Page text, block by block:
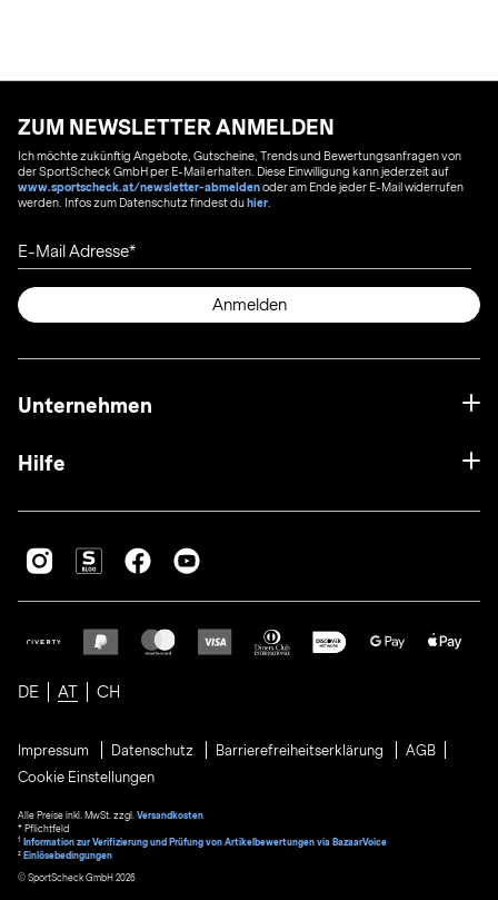
ZUM NEWSLETTER ANMELDEN
Ich möchte zukünftig Angebote, Gutscheine, Trends und Bewertungsanfragen von
der SportScheck GmbH per E-Mail erhalten. Diese Einwilligung kann jederzeit auf
www.sportscheck.at/newsletter-abmeldenoder am Ende jeder E-Mail widerrufen
werden. Infos zum Datenschutz findest duhier
E-Mail Adresse
Anmelden
Unternehmen
Hilfe
DE AT CH
Impressum Datenschutz Barrierefreiheitserklärung
AGB
Cookie Einstellungen
Alle Preise inkl. MwSt. zzgl. Versandkosten
* Pflichtfeld
1
Information zur Verifizierung und Prüfung von Artikelbewertungen via BazaarVoice
² Einlösebedingungen
© SportScheck GmbH 2026